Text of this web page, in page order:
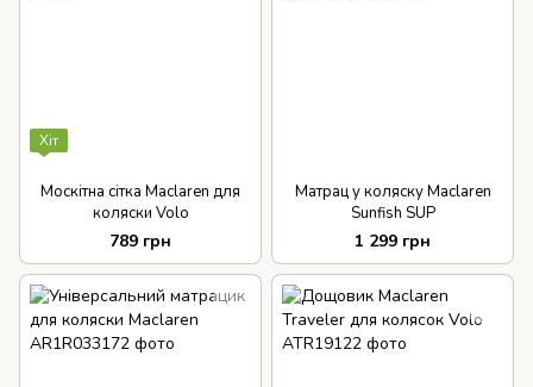
Хіт
Москітна сітка Maclaren для
коляски Volo
789 грн
Матрац у коляску Maclaren
Sunfish SUP
1 299 грн